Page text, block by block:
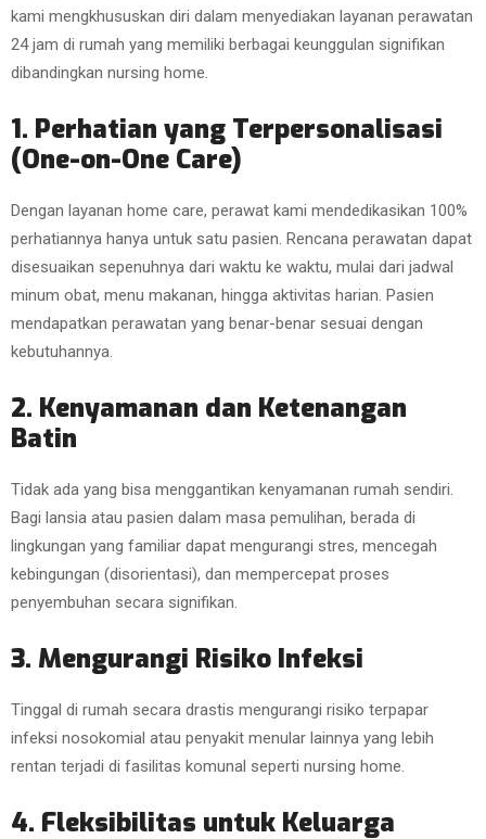
kami mengkhususkan diri dalam menyediakan layanan perawatan
24 jam di rumah yang memiliki berbagai keunggulan signifikan
dibandingkan nursing home.
1. Perhatian yang Terpersonalisasi
(One-on-One Care)
Dengan layanan home care, perawat kami mendedikasikan 100%
perhatiannya hanya untuk satu pasien. Rencana perawatan dapat
disesuaikan sepenuhnya dari waktu ke waktu, mulai dari jadwal
minum obat, menu makanan, hingga aktivitas harian. Pasien
mendapatkan perawatan yang benar-benar sesuai dengan
kebutuhannya.
2. Kenyamanan dan Ketenangan
Batin
Tidak ada yang bisa menggantikan kenyamanan rumah sendiri.
Bagi lansia atau pasien dalam masa pemulihan, berada di
lingkungan yang familiar dapat mengurangi stres, mencegah
kebingungan (disorientasi), dan mempercepat proses
penyembuhan secara signifikan.
3. Mengurangi Risiko Infeksi
Tinggal di rumah secara drastis mengurangi risiko terpapar
infeksi nosokomial atau penyakit menular lainnya yang lebih
rentan terjadi di fasilitas komunal seperti nursing home.
4. Fleksibilitas untuk Keluarga